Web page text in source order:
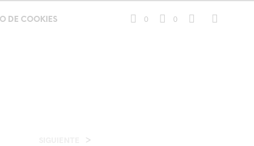
DE COOKIES 0 0
>